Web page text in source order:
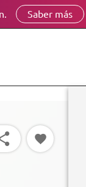
Saber más